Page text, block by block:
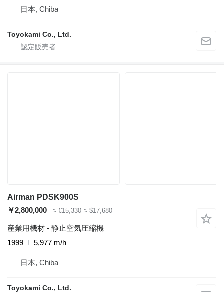
日本, Chiba
Toyokami Co., Ltd.
Airman PDSK900S
￥2,800,000
≈ €15,330 ≈ $17,680
産業用機材 - 静止空気圧縮機
1999
5,977 m/h
日本, Chiba
Toyokami Co., Ltd.